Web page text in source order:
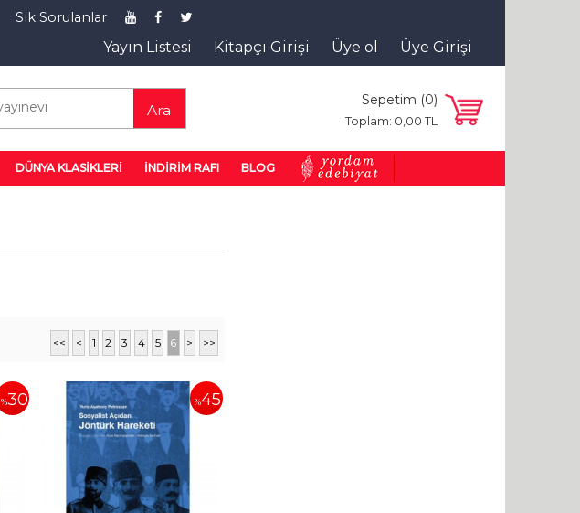
Sık Sorulanlar
Yayın Listesi Kitapçı Girişi Üye ol Üye Girişi
Ara
Sepetim (0)
Toplam: 0,00 TL
DÜNYA KLASİKLERİ İNDİRİM RAFI BLOG
<< < 1 2 3 4 5 6 > >>
%30 %45